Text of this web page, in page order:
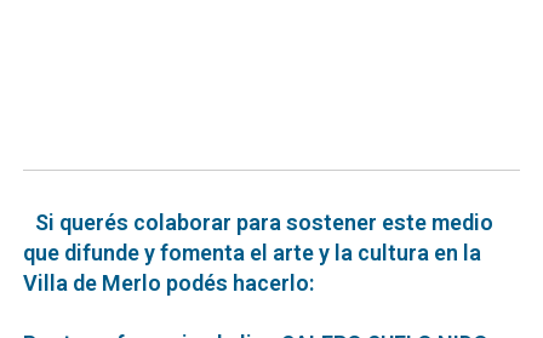
Si querés colaborar para sostener este medio
que difunde y fomenta el arte y la cultura en la
Villa de Merlo podés hacerlo: